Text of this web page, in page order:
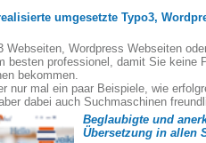
umgesetzte Typo3,
Webseiten, Wordpress Webseiten
besten professionel, damit Sie keine
bekommen.
nur mal ein paar Beispiele, wie
dabei auch Suchmaschinen
Beglaubigte und
Übersetzung in allen